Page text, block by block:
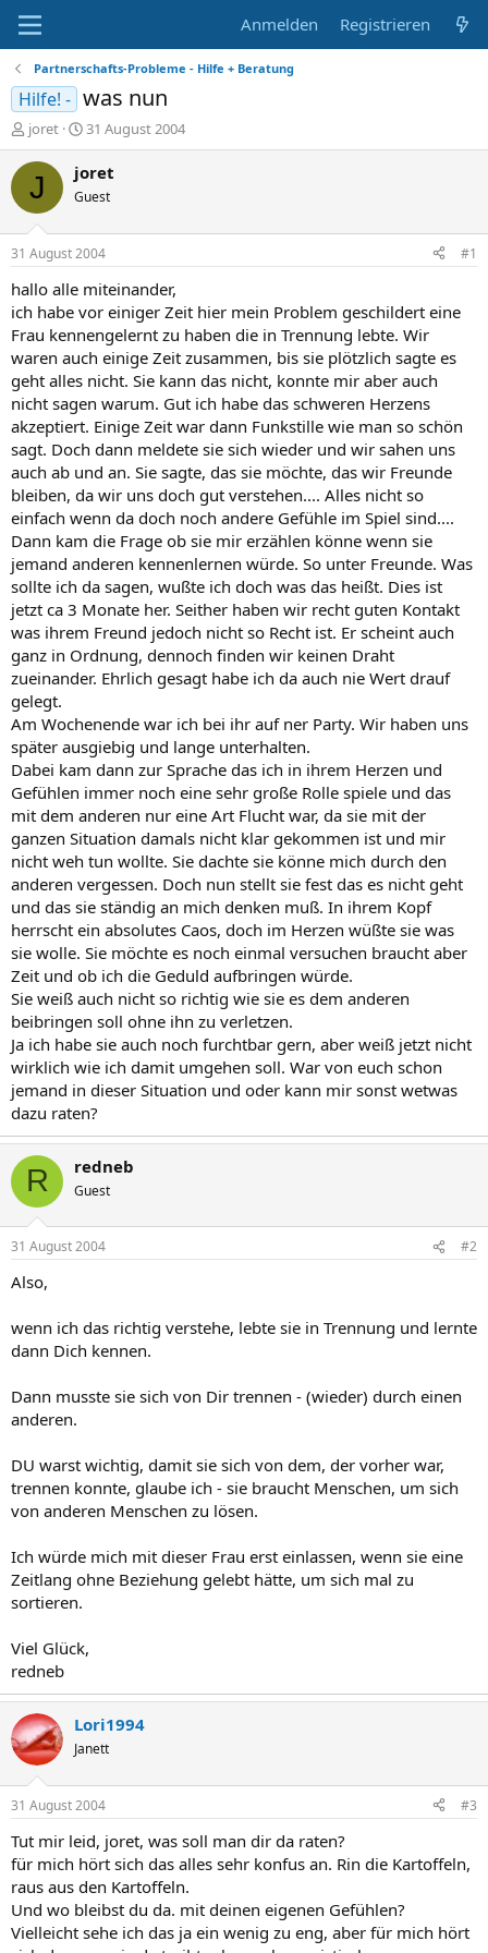
Anmelden Registrieren
Partnerschafts-Probleme - Hilfe + Beratung
Hilfe! - was nun
E
r
s
e
r
joret
E
r
s
e
l
t
a
31 August 2004
J joret
Guest
31 August 2004 #1
hallo alle miteinander,
ich habe vor einiger Zeit hier mein Problem geschildert eine
Frau kennengelernt zu haben die in Trennung lebte. Wir
waren auch einige Zeit zusammen, bis sie plötzlich sagte es
geht alles nicht. Sie kann das nicht, konnte mir aber auch
nicht sagen warum. Gut ich habe das schweren Herzens
akzeptiert. Einige Zeit war dann Funkstille wie man so schön
sagt. Doch dann meldete sie sich wieder und wir sahen uns
auch ab und an. Sie sagte, das sie möchte, das wir Freunde
bleiben, da wir uns doch gut verstehen.... Alles nicht so
einfach wenn da doch noch andere Gefühle im Spiel sind....
Dann kam die Frage ob sie mir erzählen könne wenn sie
jemand anderen kennenlernen würde. So unter Freunde. Was
sollte ich da sagen, wußte ich doch was das heißt. Dies ist
jetzt ca 3 Monate her. Seither haben wir recht guten Kontakt
was ihrem Freund jedoch nicht so Recht ist. Er scheint auch
ganz in Ordnung, dennoch finden wir keinen Draht
zueinander. Ehrlich gesagt habe ich da auch nie Wert drauf
gelegt.
Am Wochenende war ich bei ihr auf ner Party. Wir haben uns
später ausgiebig und lange unterhalten.
Dabei kam dann zur Sprache das ich in ihrem Herzen und
Gefühlen immer noch eine sehr große Rolle spiele und das
mit dem anderen nur eine Art Flucht war, da sie mit der
ganzen Situation damals nicht klar gekommen ist und mir
nicht weh tun wollte. Sie dachte sie könne mich durch den
anderen vergessen. Doch nun stellt sie fest das es nicht geht
und das sie ständig an mich denken muß. In ihrem Kopf
herrscht ein absolutes Caos, doch im Herzen wüßte sie was
sie wolle. Sie möchte es noch einmal versuchen braucht aber
Zeit und ob ich die Geduld aufbringen würde.
Sie weiß auch nicht so richtig wie sie es dem anderen
beibringen soll ohne ihn zu verletzen.
Ja ich habe sie auch noch furchtbar gern, aber weiß jetzt nicht
wirklich wie ich damit umgehen soll. War von euch schon
jemand in dieser Situation und oder kann mir sonst wetwas
dazu raten?
R redneb
Guest
31 August 2004 #2
Also,
wenn ich das richtig verstehe, lebte sie in Trennung und lernte
dann Dich kennen.
Dann musste sie sich von Dir trennen - (wieder) durch einen
anderen.
DU warst wichtig, damit sie sich von dem, der vorher war,
trennen konnte, glaube ich - sie braucht Menschen, um sich
von anderen Menschen zu lösen.
Ich würde mich mit dieser Frau erst einlassen, wenn sie eine
Zeitlang ohne Beziehung gelebt hätte, um sich mal zu
sortieren.
Viel Glück,
redneb
Lori1994
Janett
31 August 2004 #3
Tut mir leid, joret, was soll man dir da raten?
für mich hört sich das alles sehr konfus an. Rin die Kartoffeln,
raus aus den Kartoffeln.
Und wo bleibst du da. mit deinen eigenen Gefühlen?
Vielleicht sehe ich das ja ein wenig zu eng, aber für mich hört